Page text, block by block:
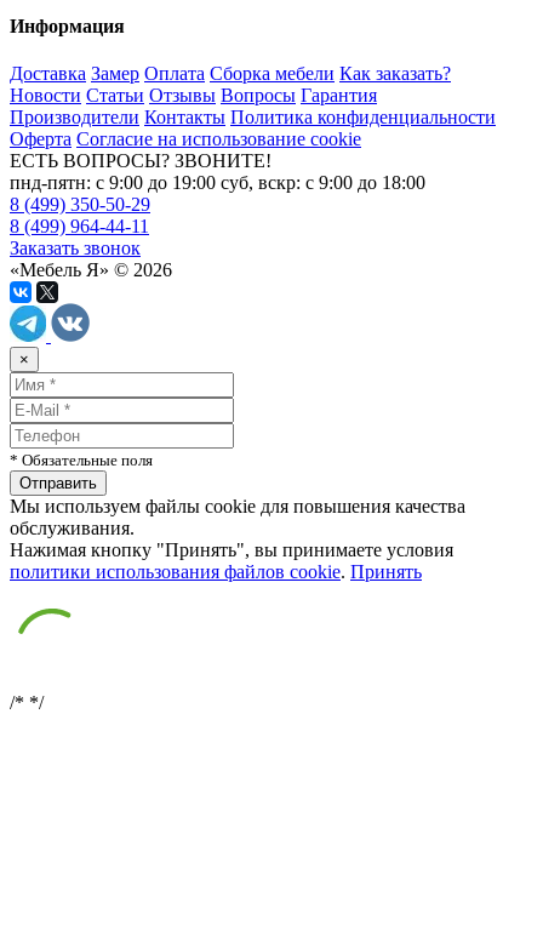
Информация
Доставка Замер Оплата Сборка мебели Как заказать?
Новости Статьи Отзывы Вопросы Гарантия
Производители Контакты Политика конфиденциальности
Оферта Согласие на использование cookie
ЕСТЬ ВОПРОСЫ? ЗВОНИТЕ!
пнд-пятн: с 9:00 до 19:00 суб, вскр: с 9:00 до 18:00
8 (499) 350-50-29
8 (499) 964-44-11
Заказать звонок
«Мебель Я» © 2026
×
* Обязательные поля
Мы используем файлы cookie для повышения качества
обслуживания.
Нажимая кнопку "Принять", вы принимаете условия
политики использования файлов cookie. Принять
/* */